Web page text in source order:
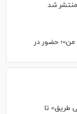
منتشر شد
حضور در
طریق» تا